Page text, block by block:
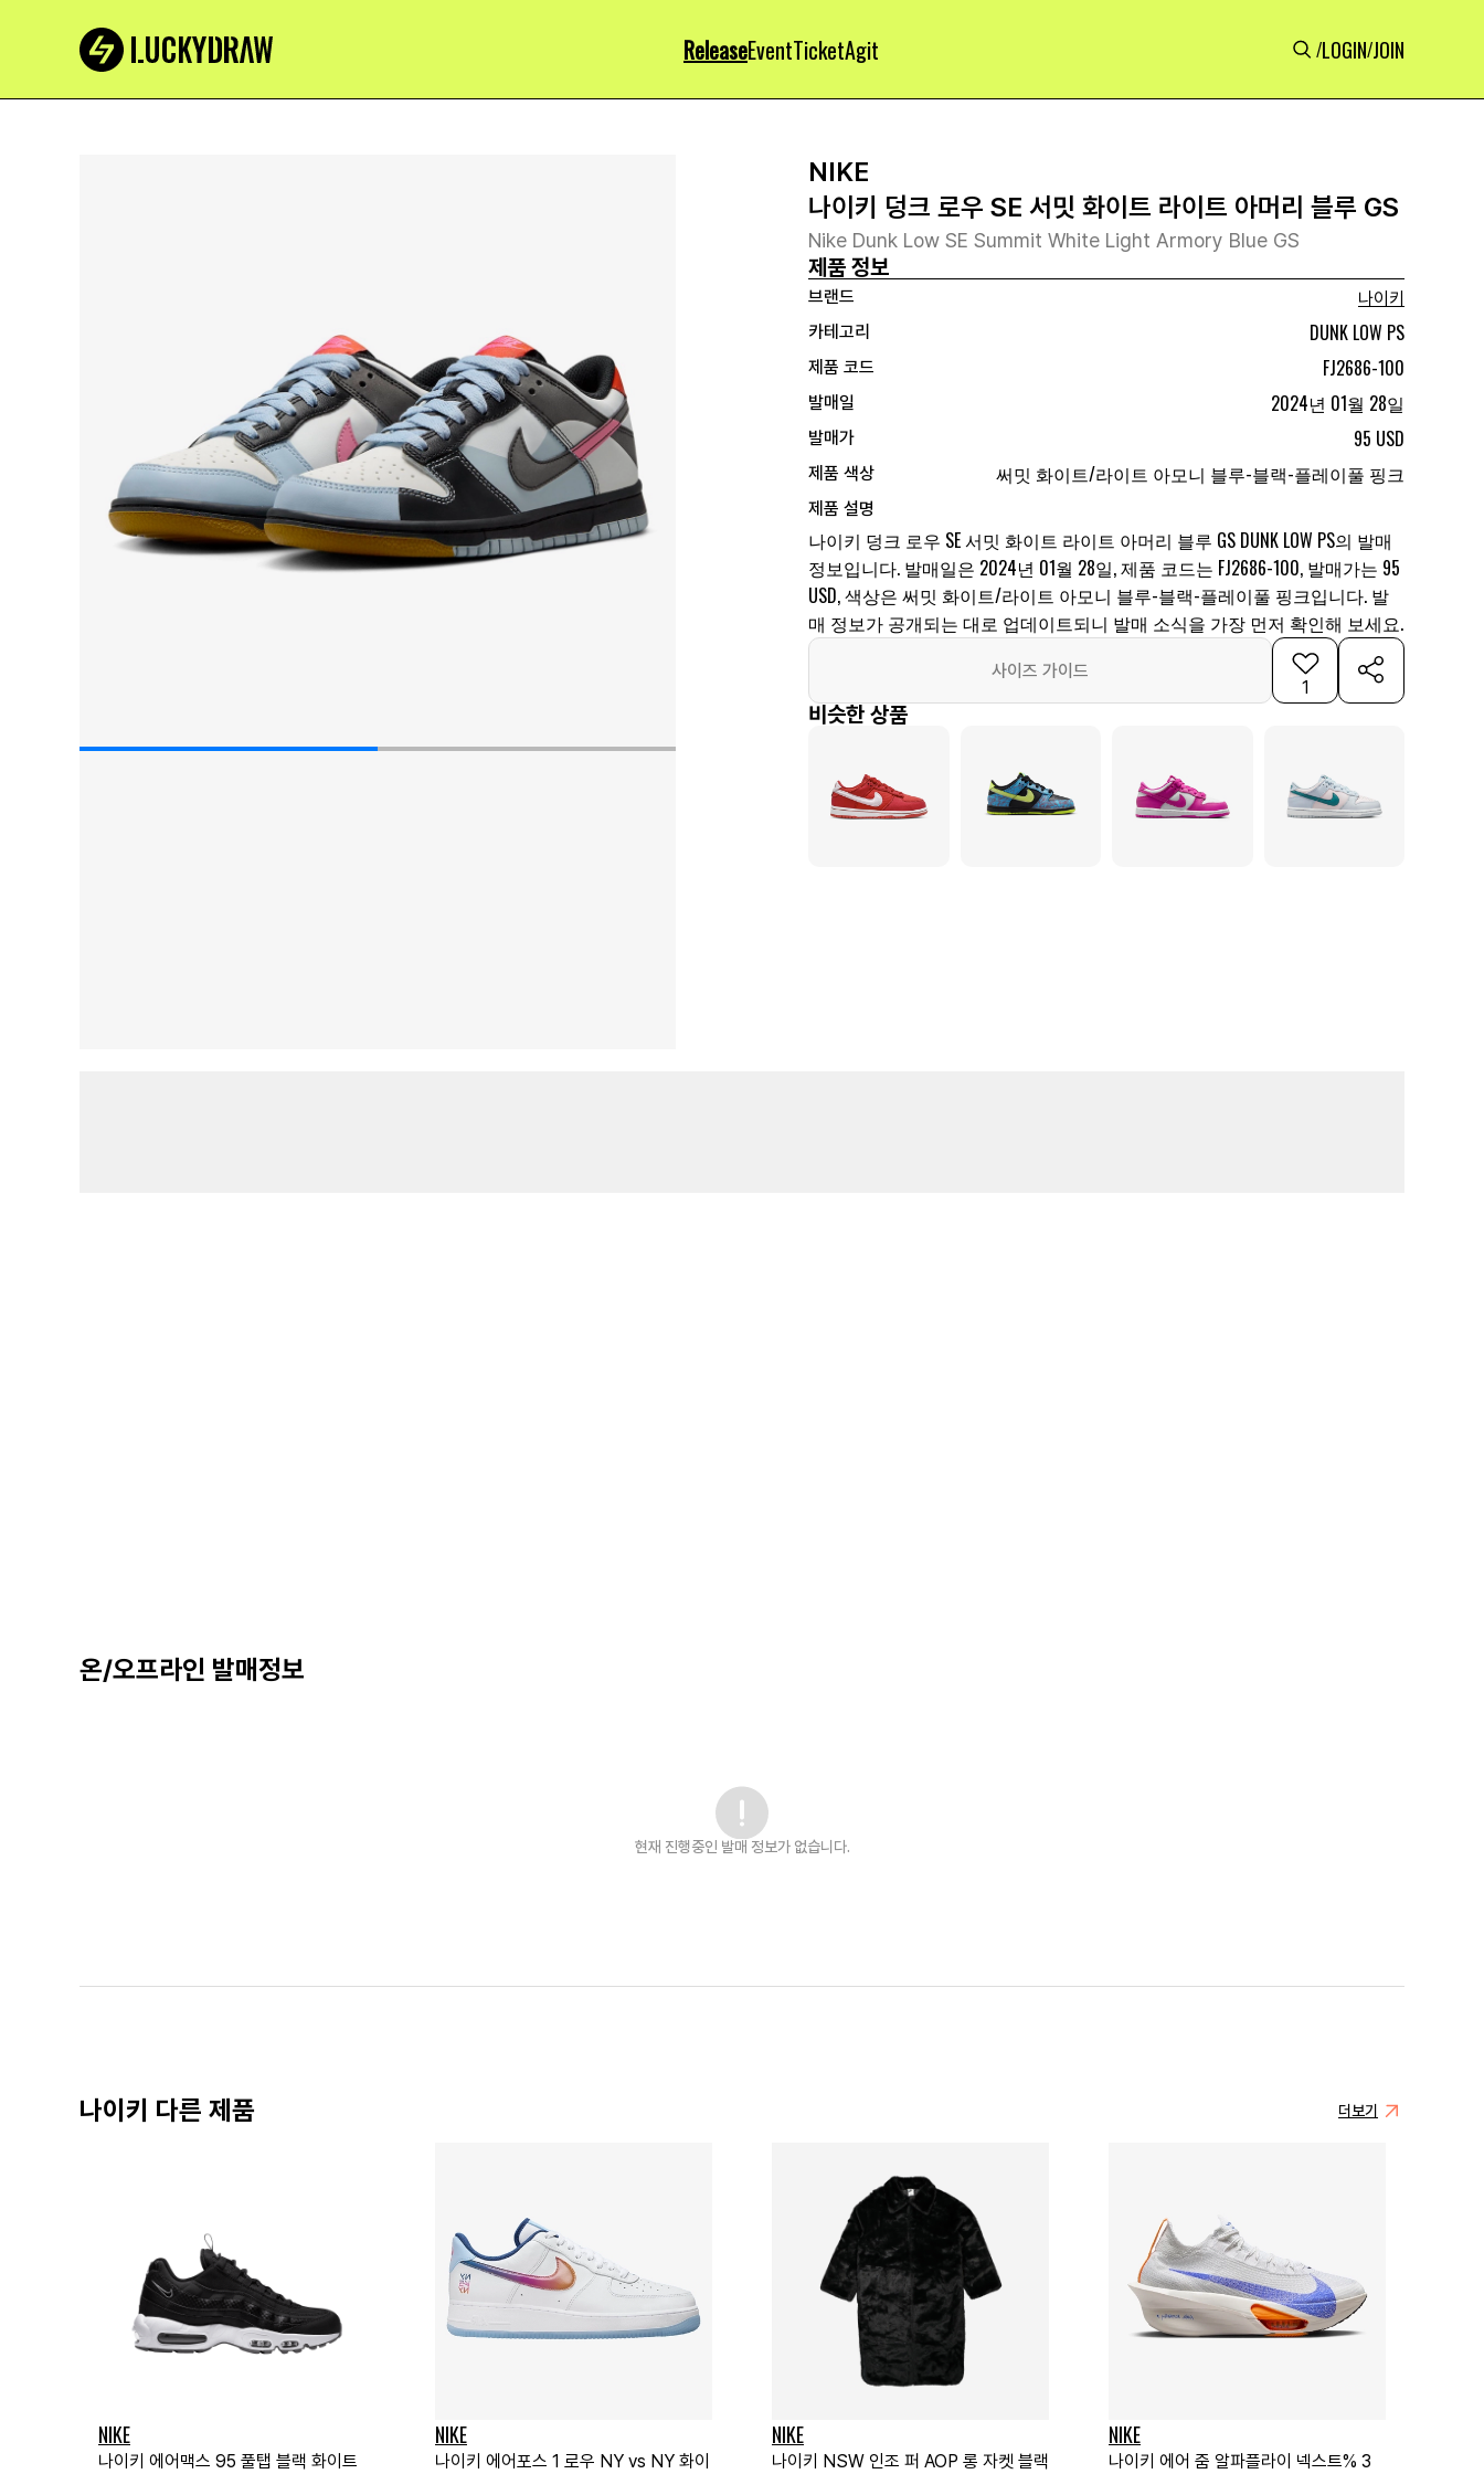
ReleaseEventTicketAgit /LOGIN/JOIN
NIKE
나이키 덩크 로우 SE 서밋 화이트 라이트 아머리 블루 GS
Nike Dunk Low SE Summit White Light Armory Blue GS
제품 정보
브랜드
나이키
카테고리
DUNK LOW PS
제품 코드 FJ2686-100
발매일 2024년 01월 28일
발매가 95 USD
제품 색상 써밋 화이트/라이트 아모니 블루-블랙-플레이풀 핑크
제품 설명
나이키 덩크 로우 SE 서밋 화이트 라이트 아머리 블루 GS DUNK LOW PS의 발매
정보입니다. 발매일은 2024년 01월 28일, 제품 코드는 FJ2686-100, 발매가는 95
USD, 색상은 써밋 화이트/라이트 아모니 블루-블랙-플레이풀 핑크입니다. 발
매 정보가 공개되는 대로 업데이트되니 발매 소식을 가장 먼저 확인해 보세요.
사이즈 가이드
1
비슷한 상품
온/오프라인 발매정보
현재 진행중인 발매 정보가 없습니다.
나이키 다른 제품 더보기
NIKE
나이키 에어맥스 95 풀탭 블랙 화이트
NIKE
나이키 에어포스 1 로우 NY vs NY 화이
NIKE
나이키 NSW 인조 퍼 AOP 롱 자켓 블랙
NIKE
나이키 에어 줌 알파플라이 넥스트% 3